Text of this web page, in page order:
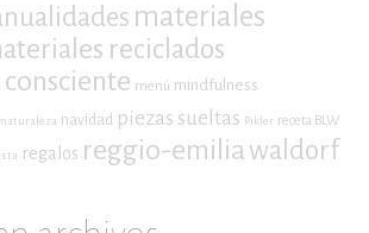
materiales
reciclados
menú mindfulness
naturaleza navidad piezas sueltas Pikler receta BLW
regalos reggio-emilia waldorf